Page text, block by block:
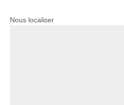
Nous localiser